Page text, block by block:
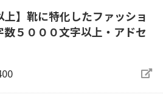
上】靴に特化したファッショ
５０００文字以上・アドセ